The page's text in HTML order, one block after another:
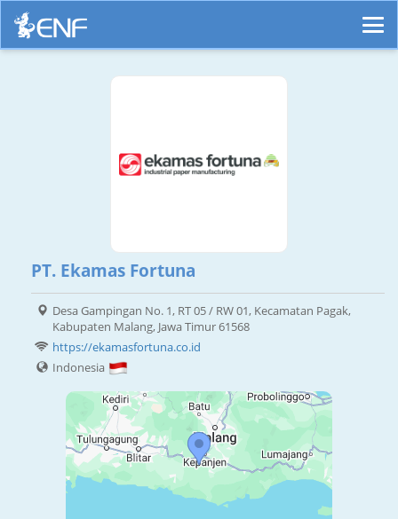
PT. Ekamas Fortuna
Desa Gampingan No. 1, RT 05 / RW 01, Kecamatan Pagak,
Kabupaten Malang, Jawa Timur 61568
https://ekamasfortuna.co.id
Indonesia